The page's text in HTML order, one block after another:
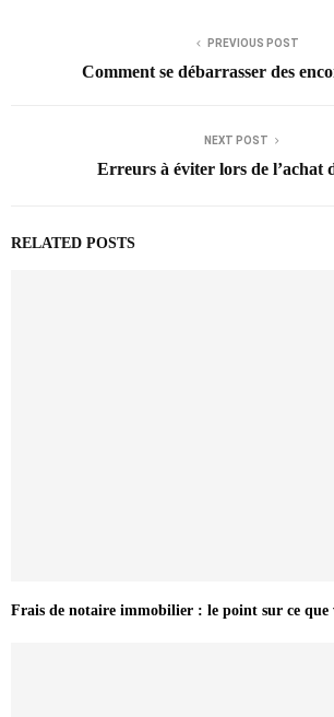
PREVIOUS POST
Comment se débarrasser des
NEXT POST
Erreurs à éviter lors de l’achat
RELATED POSTS
Frais de notaire immobilier : le point sur ce que